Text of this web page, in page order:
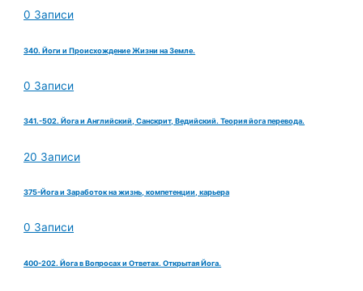
0 Записи
340. Йоги и Происхождение Жизни на Земле.
0 Записи
341.-502. Йога и Английский, Санскрит, Ведийский. Теория йога перевода.
20 Записи
375-Йога и Заработок на жизнь, компетенции, карьера
0 Записи
400-202. Йога в Вопросах и Ответах. Открытая Йога.